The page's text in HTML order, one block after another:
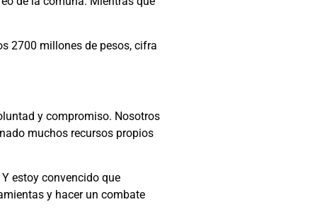
2700 millones de pesos, cifra
y compromiso. Nosotros
muchos recursos propios
estoy convencido que
y hacer un combate